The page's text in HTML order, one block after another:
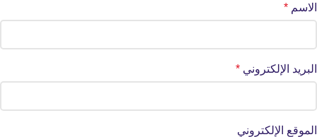
الاسم *
البريد الإلكتروني *
الموقع الإلكتروني